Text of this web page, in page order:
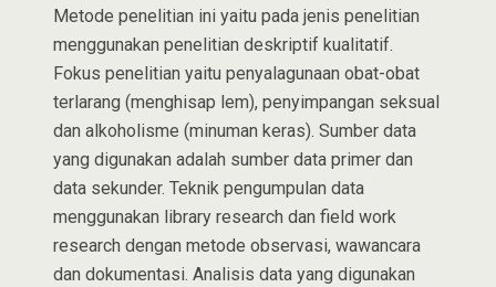
Metode penelitian ini yaitu pada jenis penelitian
menggunakan penelitian deskriptif kualitatif.
Fokus penelitian yaitu penyalagunaan obat-obat
terlarang (menghisap lem), penyimpangan seksual
dan alkoholisme (minuman keras). Sumber data
yang digunakan adalah sumber data primer dan
data sekunder. Teknik pengumpulan data
menggunakan library research dan field work
research dengan metode observasi, wawancara
dan dokumentasi. Analisis data yang digunakan